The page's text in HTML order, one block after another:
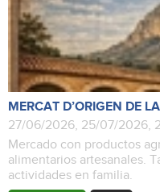
MERCAT D’ORIGEN DE
27/06/2026, 25/07/2026,
Mercado con productos
alimentarios artesanales.
actividades en familia.